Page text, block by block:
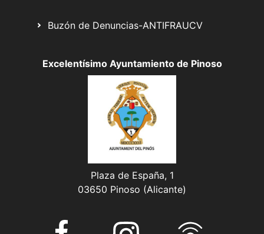
Buzón de Denuncias-ANTIFRAUCV
Excelentísimo Ayuntamiento de Pinoso
Plaza de España, 1
03650 Pinoso (Alicante)